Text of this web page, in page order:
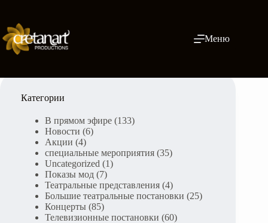
content
Меню
Категории
В прямом эфире (133)
Новости (6)
Акции (4)
специальные мероприятия (35)
Uncategorized (1)
Показы мод (7)
Театральные представления (4)
Большие театральные постановки (25)
Концерты (85)
Телевизионные постановки (60)